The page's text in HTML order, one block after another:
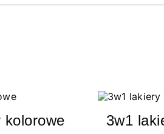
kolorowe 3w1